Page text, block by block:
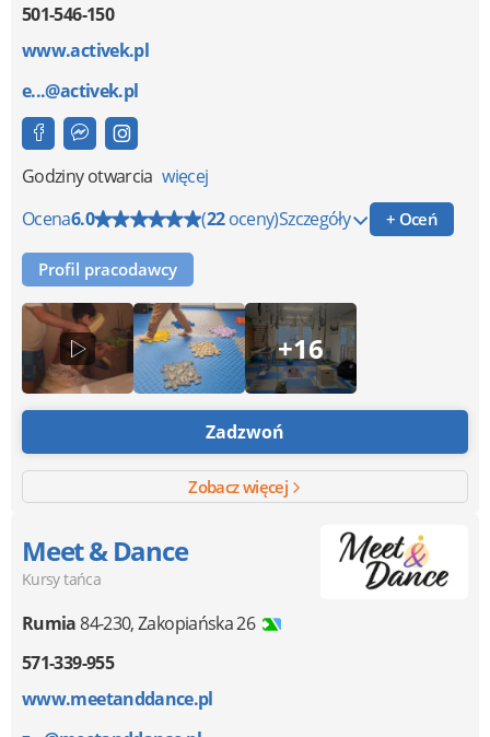
501-546-150
www.activek.pl
e...@activek.pl
Godziny otwarcia więcej
Ocena6.0 (22oceny)Szczegóły + Oceń
Profil pracodawcy
+16
Zadzwoń
Zobacz więcej
Meet & Dance
Kursy tańca
Rumia84-230,Zakopiańska 26
571-339-955
www.meetanddance.pl